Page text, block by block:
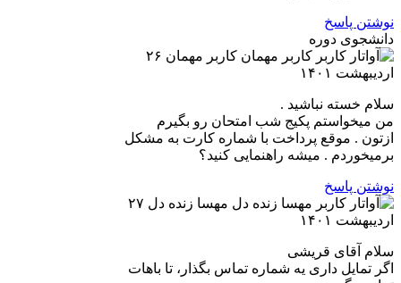
نوشتن پاسخ
دانشجوی دوره
کاربر مهمان ۲۶
اردیبهشت ۱۴۰۱
سلام خسته نباشید .
من میخواستم پکیج شب امتحان رو بگیرم
ازتون . موقع پرداخت با شماره کارت به مشکل
برمیخوردم . میشه راهنمایی کنید؟
نوشتن پاسخ
مهسا زنده دل ۲۷
اردیبهشت ۱۴۰۱
سلام آقای قریشی
اگر تمایل داری یه شماره تماس بگذار، تا باهات